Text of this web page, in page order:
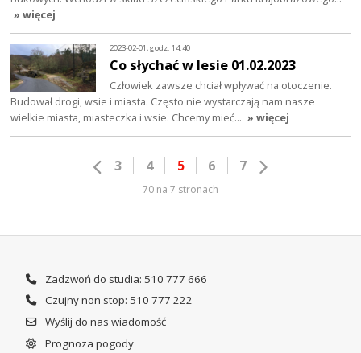
» więcej
2023-02-01, godz. 14:40
Co słychać w lesie 01.02.2023
Człowiek zawsze chciał wpływać na otoczenie.
Budował drogi, wsie i miasta. Często nie wystarczają nam nasze
wielkie miasta, miasteczka i wsie. Chcemy mieć… » więcej
3 4 5 6 7
70 na 7 stronach
Zadzwoń do studia: 510 777 666
Czujny non stop: 510 777 222
Wyślij do nas wiadomość
Prognoza pogody